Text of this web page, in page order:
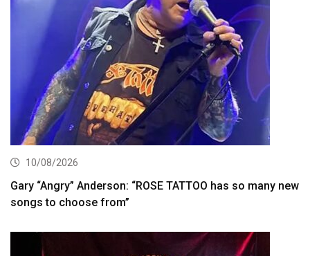
10/08/2026
Gary “Angry” Anderson: “ROSE TATTOO has so many new
songs to choose from”